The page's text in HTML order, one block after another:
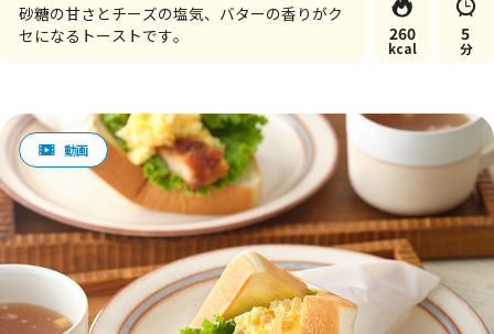
砂糖の甘さとチーズの塩気、バターの香りがク
セになるトーストです。
260
kcal
5
分